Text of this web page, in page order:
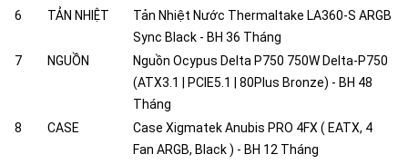
6
TẢN NHIỆT
Tản Nhiệt Nước Thermaltake LA360-S ARGB
Sync Black - BH 36 Tháng
7
NGUỒN
Nguồn Ocypus Delta P750 750W Delta-P750
(ATX3.1 | PCIE5.1 | 80Plus Bronze) - BH 48
Tháng
8
CASE
Case Xigmatek Anubis PRO 4FX ( EATX, 4
Fan ARGB, Black ) - BH 12 Tháng